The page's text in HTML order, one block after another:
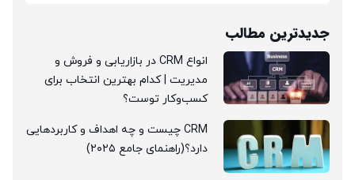
جدیدترین مطالب
انواع CRM در بازاریابی و فروش و
مدیریت | کدام بهترین انتخاب برای
کسب‌وکار توست؟
CRM چیست و چه اهداف و کاربردهایی
دارد؟(راهنمای جامع ۲۰۲۵)